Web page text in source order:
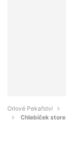
Orlové Pekařství
Chlebíček store